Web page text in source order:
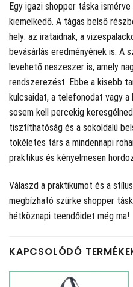
Egy igazi shopper táska
kiemelkedő. A tágas belső
hely: az irataidnak, a
bevásárlás eredményének is.
levehető neszeszer is, amely
rendszerezést. Ebbe a kisebb
kulcsaidat, a telefonodat vagy
sosem kell percekig
tisztíthatóság és a sokoldalú
tökéletes társ a mindennapi
praktikus és kényelmesen
Válaszd a praktikumot és a
megbízható szürke shopper
hétköznapi teendőidet még ma!
KAPCSOLÓDÓ